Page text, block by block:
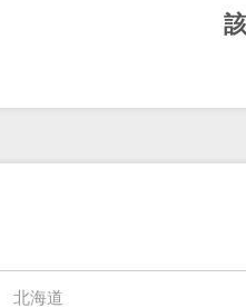
北海道